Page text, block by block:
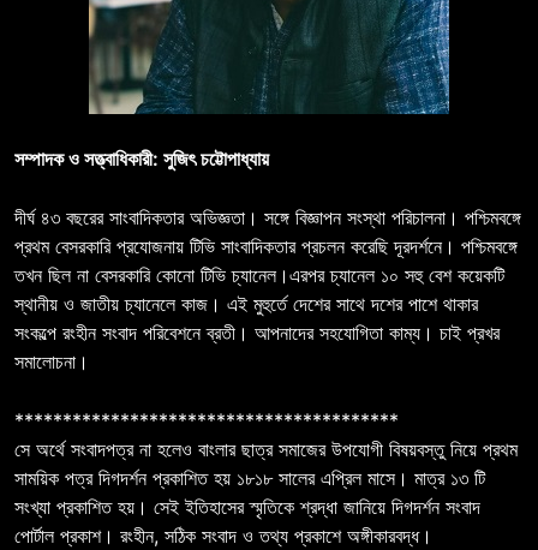
সম্পাদক ও সত্ত্বাধিকারী: সুজিৎ চট্টোপাধ্যায়
দীর্ঘ ৪৩ বছরের সাংবাদিকতার অভিজ্ঞতা। সঙ্গে বিজ্ঞাপন সংস্থা পরিচালনা। পশ্চিমবঙ্গে
প্রথম বেসরকারি প্রযোজনায় টিভি সাংবাদিকতার প্রচলন করেছি দূরদর্শনে। পশ্চিমবঙ্গে
তখন ছিল না বেসরকারি কোনো টিভি চ্যানেল।এরপর চ্যানেল ১০ সহু বেশ কয়েকটি
স্থানীয় ও জাতীয় চ্যানেলে কাজ। এই মুহুর্তে দেশের সাথে দশের পাশে থাকার
সংকল্পে রংহীন সংবাদ পরিবেশনে ব্রতী। আপনাদের সহযোগিতা কাম্য। চাই প্রখর
সমালোচনা।
****************************************
সে অর্থে সংবাদপত্র না হলেও বাংলার ছাত্র সমাজের উপযোগী বিষয়বস্তু নিয়ে প্রথম
সাময়িক পত্র দিগদর্শন প্রকাশিত হয় ১৮১৮ সালের এপ্রিল মাসে। মাত্র ১৩ টি
সংখ্যা প্রকাশিত হয়। সেই ইতিহাসের স্মৃতিকে শ্রদ্ধা জানিয়ে দিগদর্শন সংবাদ
পোর্টাল প্রকাশ। রংহীন, সঠিক সংবাদ ও তথ্য প্রকাশে অঙ্গীকারবদ্ধ।